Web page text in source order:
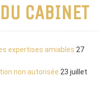
CABINET
expertises amiables 27
non autorisée 23 juillet